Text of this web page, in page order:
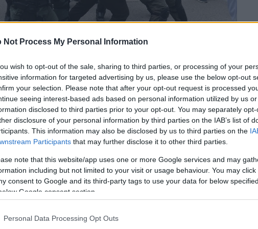
Not Process My Personal Information
wish to opt-out of the sale, sharing to third parties, or processing of your
information for targeted advertising by us, please use the below opt-out
your selection. Please note that after your opt-out request is processed
seeing interest-based ads based on personal information utilized by us
disclosed to third parties prior to your opt-out. You may separately
disclosure of your personal information by third parties on the IAB’s list of
This information may also be disclosed by us to third parties on the
Participants that may further disclose it to other third parties.
note that this website/app uses one or more Google services and may
including but not limited to your visit or usage behaviour. You may
consent to Google and its third-party tags to use your data for below
Google consent section.
Personal Data Processing Opt Outs
το ΕΘΝΟΣ στη Google
τηςαπεργιακής συγκέντρωσηςτων
και Μεταφορών, όταν οι